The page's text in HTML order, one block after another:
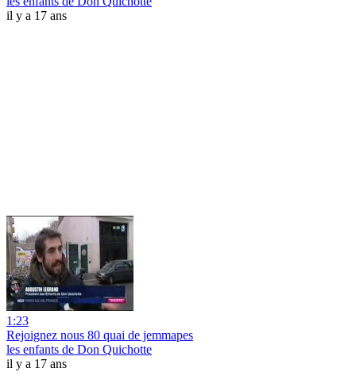
il y a 17 ans
1:23
Rejoignez nous 80 quai de jemmapes
les enfants de Don Quichotte
il y a 17 ans